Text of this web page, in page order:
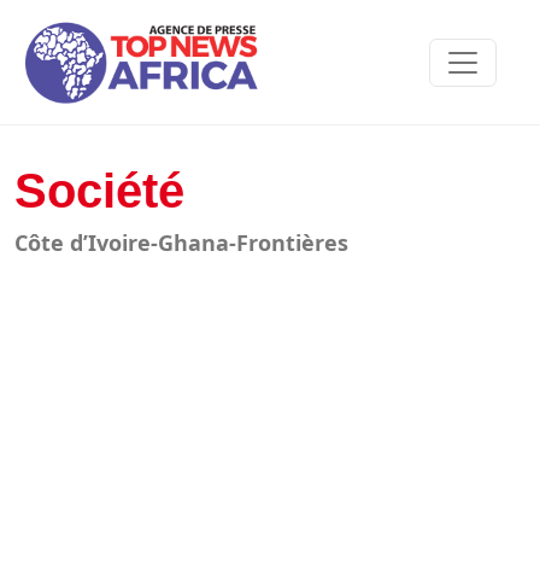
Société
Côte d’Ivoire-Ghana-Frontières